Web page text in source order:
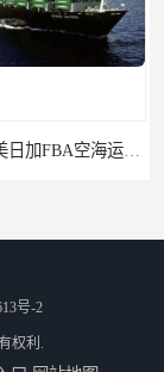
号-2
权利.